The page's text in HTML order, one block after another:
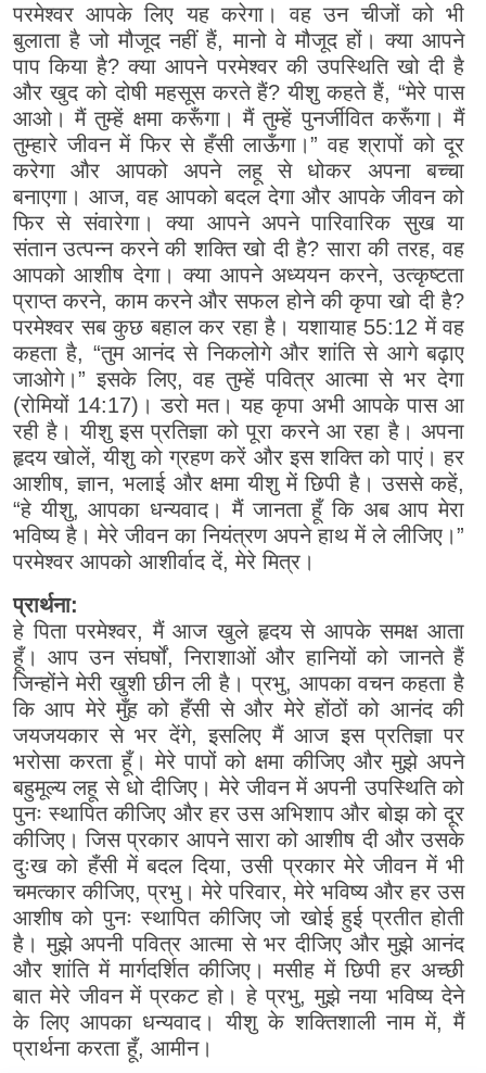
परमेश्वर आपके लिए यह करेगा। वह उन चीजों को भी
बुलाता है जो मौजूद नहीं हैं, मानो वे मौजूद हों। क्या आपने
पाप किया है? क्या आपने परमेश्वर की उपस्थिति खो दी है
और खुद को दोषी महसूस करते हैं? यीशु कहते हैं, “मेरे पास
आओ। मैं तुम्हें क्षमा करूँगा। मैं तुम्हें पुनर्जीवित करूँगा। मैं
तुम्हारे जीवन में फिर से हँसी लाऊँगा।” वह श्रापों को दूर
करेगा और आपको अपने लहू से धोकर अपना बच्चा
बनाएगा। आज, वह आपको बदल देगा और आपके जीवन को
फिर से संवारेगा। क्या आपने अपने पारिवारिक सुख या
संतान उत्पन्न करने की शक्ति खो दी है? सारा की तरह, वह
आपको आशीष देगा। क्या आपने अध्ययन करने, उत्कृष्टता
प्राप्त करने, काम करने और सफल होने की कृपा खो दी है?
परमेश्वर सब कुछ बहाल कर रहा है। यशायाह 55:12 में वह
कहता है, “तुम आनंद से निकलोगे और शांति से आगे बढ़ाए
जाओगे।” इसके लिए, वह तुम्हें पवित्र आत्मा से भर देगा
(रोमियों 14:17)। डरो मत। यह कृपा अभी आपके पास आ
रही है। यीशु इस प्रतिज्ञा को पूरा करने आ रहा है। अपना
हृदय खोलें, यीशु को ग्रहण करें और इस शक्ति को पाएं। हर
आशीष, ज्ञान, भलाई और क्षमा यीशु में छिपी है। उससे कहें,
“हे यीशु, आपका धन्यवाद। मैं जानता हूँ कि अब आप मेरा
भविष्य है। मेरे जीवन का नियंत्रण अपने हाथ में ले लीजिए।”
परमेश्वर आपको आशीर्वाद दें, मेरे मित्र।
प्रार्थना:
हे पिता परमेश्वर, मैं आज खुले हृदय से आपके समक्ष आता
हूँ। आप उन संघर्षों, निराशाओं और हानियों को जानते हैं
जिन्होंने मेरी खुशी छीन ली है। प्रभु, आपका वचन कहता है
कि आप मेरे मुँह को हँसी से और मेरे होंठों को आनंद की
जयजयकार से भर देंगे, इसलिए मैं आज इस प्रतिज्ञा पर
भरोसा करता हूँ। मेरे पापों को क्षमा कीजिए और मुझे अपने
बहुमूल्य लहू से धो दीजिए। मेरे जीवन में अपनी उपस्थिति को
पुनः स्थापित कीजिए और हर उस अभिशाप और बोझ को दूर
कीजिए। जिस प्रकार आपने सारा को आशीष दी और उसके
दुःख को हँसी में बदल दिया, उसी प्रकार मेरे जीवन में भी
चमत्कार कीजिए, प्रभु। मेरे परिवार, मेरे भविष्य और हर उस
आशीष को पुनः स्थापित कीजिए जो खोई हुई प्रतीत होती
है। मुझे अपनी पवित्र आत्मा से भर दीजिए और मुझे आनंद
और शांति में मार्गदर्शित कीजिए। मसीह में छिपी हर अच्छी
बात मेरे जीवन में प्रकट हो। हे प्रभु, मुझे नया भविष्य देने
के लिए आपका धन्यवाद। यीशु के शक्तिशाली नाम में, मैं
प्रार्थना करता हूँ, आमीन।